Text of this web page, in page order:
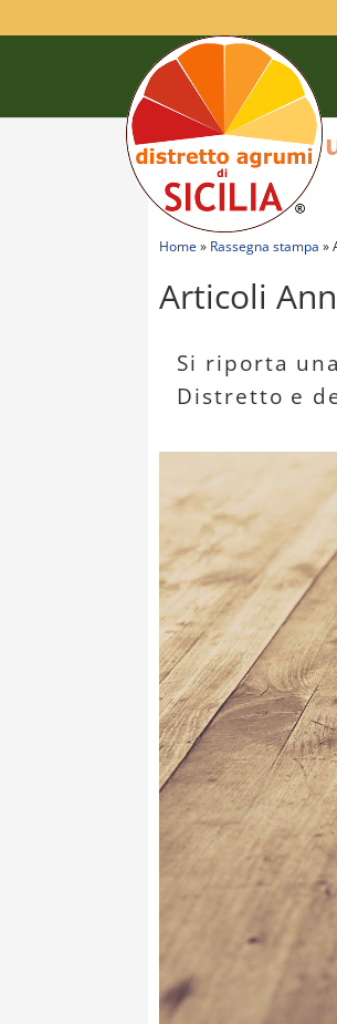
Home » Rassegna stampa »
Articoli
Si riporta
Distretto e